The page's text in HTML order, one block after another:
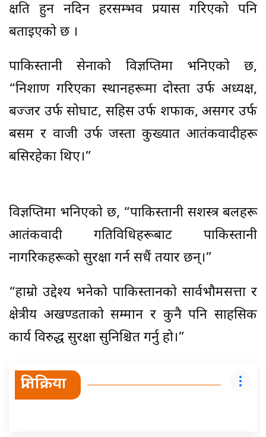
क्षति हुन नदिन हरसम्भव प्रयास गरिएको पनि
बताइएको छ ।
पाकिस्तानी सेनाको विज्ञप्तिमा भनिएको छ,
“निशाण गरिएका स्थानहरूमा दोस्ता उर्फ ​​अध्यक्ष,
बज्जर उर्फ ​​सोघाट, सहिस उर्फ ​​शफाक, असगर उर्फ
​​बसम र वाजी उर्फ ​​जस्ता कुख्यात आतंकवादीहरू
बसिरहेका थिए।”
विज्ञप्तिमा भनिएको छ, “पाकिस्तानी सशस्त्र बलहरू
आतंकवादी गतिविधिहरूबाट पाकिस्तानी
नागरिकहरूको सुरक्षा गर्न सधैं तयार छन्।”
“हाम्रो उद्देश्य भनेको पाकिस्तानको सार्वभौमसत्ता र
क्षेत्रीय अखण्डताको सम्मान र कुनै पनि साहसिक
कार्य विरुद्ध सुरक्षा सुनिश्चित गर्नु हो।”
प्रतिक्रिया